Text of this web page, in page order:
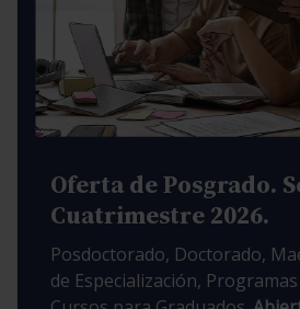
Oferta de Posgrado.
Cuatrimestre 2026.
Posdoctorado, Doctorado,
de Especialización,